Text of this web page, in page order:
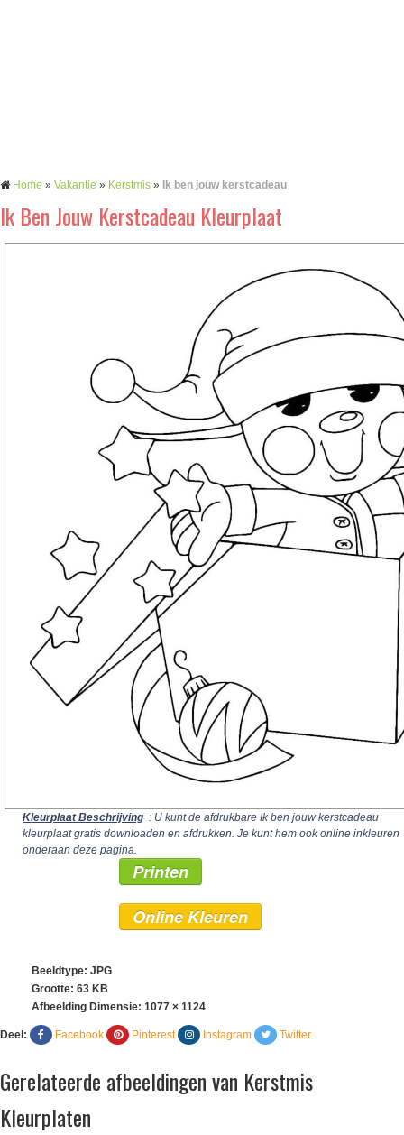
Home » Vakantie » Kerstmis » Ik ben jouw kerstcadeau
Ik Ben Jouw Kerstcadeau Kleurplaat
Kleurplaat Beschrijving : U kunt de afdrukbare Ik ben jouw kerstcadeau
kleurplaat gratis downloaden en afdrukken. Je kunt hem ook online inkleuren
onderaan deze pagina.
Printen
Online Kleuren
Beeldtype: JPG
Grootte: 63 KB
Afbeelding Dimensie: 1077 × 1124
Deel: Facebook Pinterest Instagram Twitter
Gerelateerde afbeeldingen van Kerstmis
Kleurplaten